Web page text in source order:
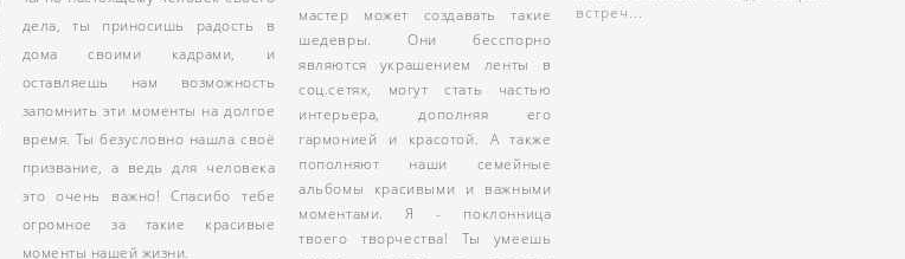
дела, ты приносишь радость в
дома своими кадрами, и
оставляешь нам возможность
запомнить эти моменты на долгое
время. Ты безусловно нашла своё
призвание, а ведь для человека
это очень важно! Спасибо тебе
огромное за такие красивые
моменты нашей жизни.
мастер может создавать такие
шедевры. Они бесспорно
являются украшением ленты в
соц.сетях, могут стать частью
интерьера, дополняя его
гармонией и красотой. А также
пополняют наши семейные
альбомы красивыми и важными
моментами. Я - поклонница
твоего творчества! Ты умеешь
встреч...